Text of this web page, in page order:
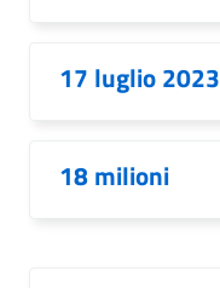
17 luglio 2023
18 milioni